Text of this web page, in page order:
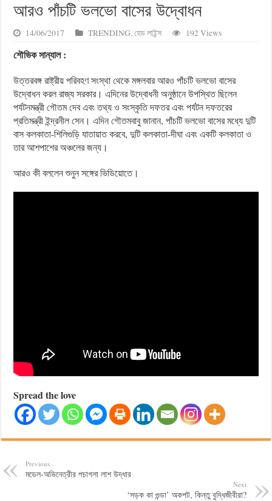
আরও পাঁচটি ভলভো বাসের উদ্বোধন
14/06/2017 TRENDING,হেড লাইন্স 192 Views
শৌভিক সান্যাল :
উত্তরবঙ্গ রাষ্ট্রীয় পরিবহণ সংস্থা থেকে মঙ্গলবার আরও পাঁচটি ভলভো বাসের
উদ্বোধন করল রাজ্য সরকার। এদিনের উদ্বোধনী অনুষ্ঠানে উপস্থিত ছিলেন
পর্যটনমন্ত্রী গৌতম দেব এবং তথ্য ও সংস্কৃতি দফতর এবং পর্যটন দফতরের
প্রতিমন্ত্রী ইন্দ্রনীল সেন। এদিন গৌতমবাবু জানান, পাঁচটি ভলভো বাসের মধ্যে দুটি
বাস কলকাতা-শিলিগুড়ি যাতায়াত করবে, দুটি কলকাতা-দীঘা এবং একটি কলকাতা ও
তার আশপাশের অঞ্চলের জন্য।
আরও কী বললেন শুনুন সঙ্গের ভিডিয়োতে।
Spread the love
Previous
মডেল-অভিনেত্রীর পচাগলা লাশ উদ্ধার
Next
‘সড়ক কা গুন্ডা’ অকপট, কিন্তু বুদ্ধিজীবীরা?